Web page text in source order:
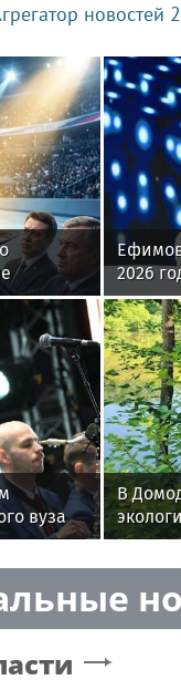
новостей
2026
вуза
В